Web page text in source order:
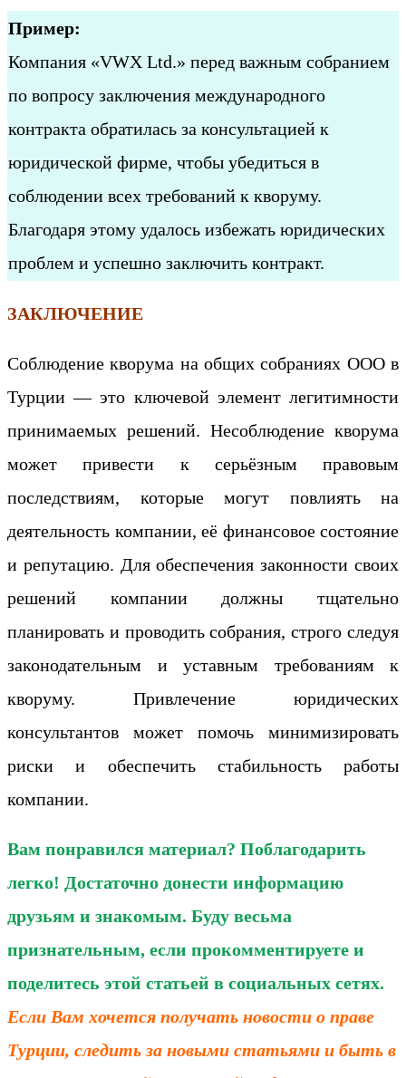
Пример:
Компания «VWX Ltd.» перед важным собранием
по вопросу заключения международного
контракта обратилась за консультацией к
юридической фирме, чтобы убедиться в
соблюдении всех требований к кворуму.
Благодаря этому удалось избежать юридических
проблем и успешно заключить контракт.
ЗАКЛЮЧЕНИЕ
Соблюдение кворума на общих собраниях ООО в
Турции — это ключевой элемент легитимности
принимаемых решений. Несоблюдение кворума
может привести к серьёзным правовым
последствиям, которые могут повлиять на
деятельность компании, её финансовое состояние
и репутацию. Для обеспечения законности своих
решений компании должны тщательно
планировать и проводить собрания, строго следуя
законодательным и уставным требованиям к
кворуму. Привлечение юридических
консультантов может помочь минимизировать
риски и обеспечить стабильность работы
компании.
Вам понравился материал? Поблагодарить
легко! Достаточно донести информацию
друзьям и знакомым. Буду весьма
признательным, если прокомментируете и
поделитесь этой статьей в социальных сетях.
Если Вам хочется получать новости о праве
Турции, следить за новыми статьями и быть в